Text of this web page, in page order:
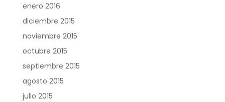
enero 2016
diciembre 2015
noviembre 2015
octubre 2015
septiembre 2015
agosto 2015
julio 2015